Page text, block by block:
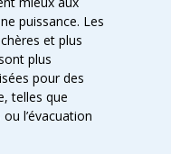
puissance. Les
et plus
plus
pour des
telles que
l’évacuation